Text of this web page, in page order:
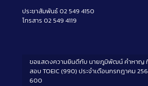
ประชาสัมพันธ์ 02 549 4150
โทรสาร 02 549 4119
ขอแสดงความยินดีกับ นายภูมิพัฒน์ คำหาญ
สอบ TOEIC (990) ประจำเดือนกรกฎาคม
600